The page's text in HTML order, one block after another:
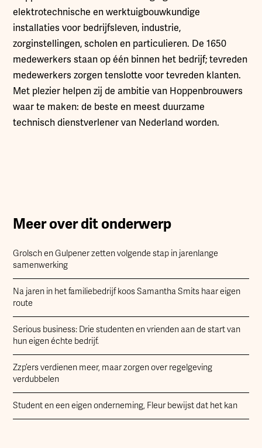
elektrotechnische en werktuigbouwkundige
installaties voor bedrijfsleven, industrie,
zorginstellingen, scholen en particulieren. De 1650
medewerkers staan op één binnen het bedrijf; tevreden
medewerkers zorgen tenslotte voor tevreden klanten.
Met plezier helpen zij de ambitie van Hoppenbrouwers
waar te maken: de beste en meest duurzame
technisch dienstverlener van Nederland worden.
Meer over dit onderwerp
Grolsch en Gulpener zetten volgende stap in jarenlange
samenwerking
Na jaren in het familiebedrijf koos Samantha Smits haar eigen
route
Serious business: Drie studenten en vrienden aan de start van
hun eigen échte bedrijf.
Zzp’ers verdienen meer, maar zorgen over regelgeving
verdubbelen
Student en een eigen onderneming, Fleur bewijst dat het kan